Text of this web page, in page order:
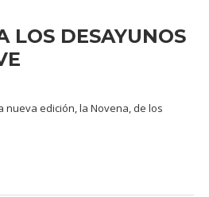
LOS DESAYUNOS
nueva edición, la Novena, de los